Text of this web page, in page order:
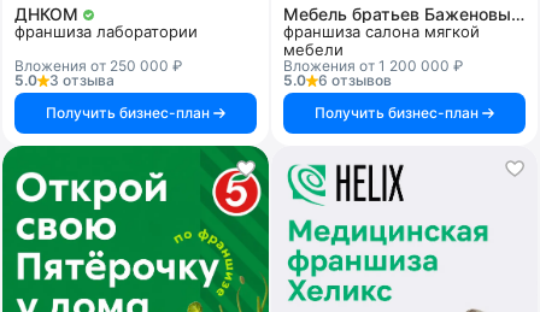
ДНКОМ
франшиза лаборатории
Вложения от 250 000 ₽
5.0
3 отзыва
Получить бизнес-план
Мебель братьев Баженовых
франшиза салона мягкой
мебели
Вложения от 1 200 000 ₽
5.0
6 отзывов
Получить бизнес-план